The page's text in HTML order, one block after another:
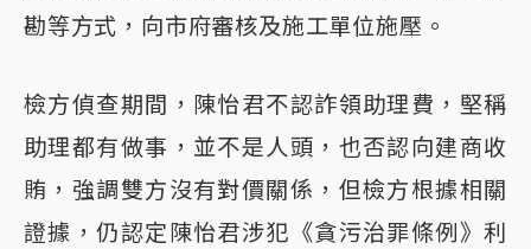
勘等方式，向市府審核及施工單位施壓。
檢方偵查期間，陳怡君不認詐領助理費，堅稱
助理都有做事，並不是人頭，也否認向建商收
賄，強調雙方沒有對價關係，但檢方根據相關
證據，仍認定陳怡君涉犯《貪污治罪條例》利